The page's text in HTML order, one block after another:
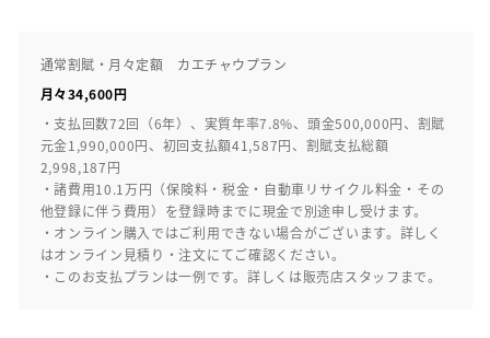
通常割賦・月々定額 カエチャウプラン
月々34,600円
・支払回数72回（6年）、実質年率7.8%、頭金500,000円、割賦
元金1,990,000円、初回支払額41,587円、割賦支払総額
2,998,187円
・諸費用10.1万円（保険料・税金・自動車リサイクル料金・その
他登録に伴う費用）を登録時までに現金で別途申し受けます。
・オンライン購入ではご利用できない場合がございます。詳しく
はオンライン見積り・注文にてご確認ください。
・このお支払プランは一例です。詳しくは販売店スタッフまで。